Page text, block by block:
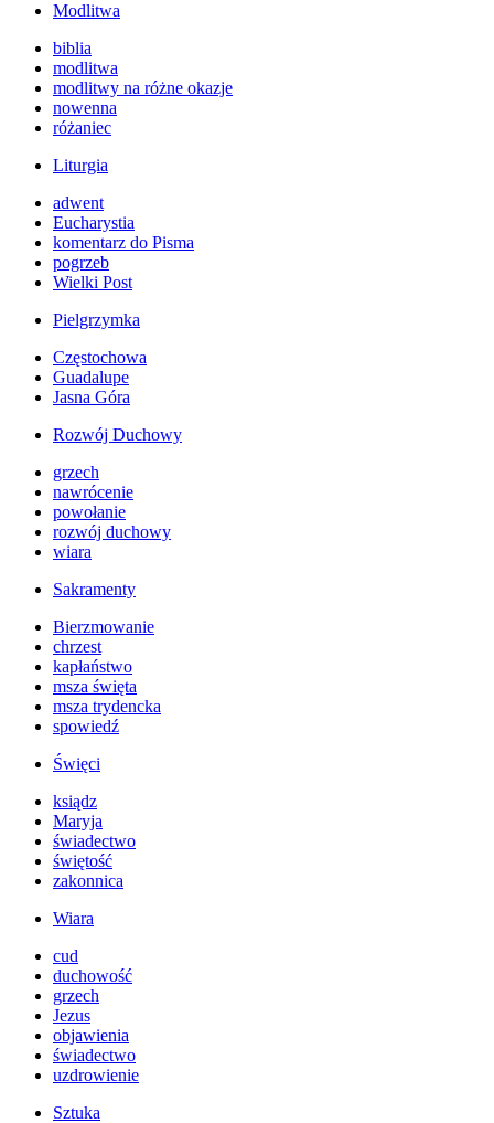
Modlitwa
biblia
modlitwa
modlitwy na różne okazje
nowenna
różaniec
Liturgia
adwent
Eucharystia
komentarz do Pisma
pogrzeb
Wielki Post
Pielgrzymka
Częstochowa
Guadalupe
Jasna Góra
Rozwój Duchowy
grzech
nawrócenie
powołanie
rozwój duchowy
wiara
Sakramenty
Bierzmowanie
chrzest
kapłaństwo
msza święta
msza trydencka
spowiedź
Święci
ksiądz
Maryja
świadectwo
świętość
zakonnica
Wiara
cud
duchowość
grzech
Jezus
objawienia
świadectwo
uzdrowienie
Sztuka